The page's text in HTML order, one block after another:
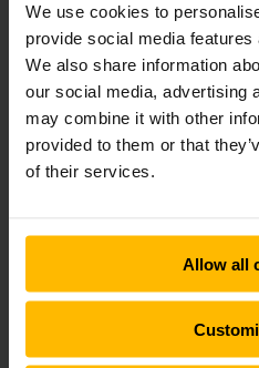
We use cookies to
provide social media
We also share information
our social media, advertising
may combine it with other
provided to them or that
of their services.
Allow all
innefattar allt från eldrivna
och motviktstruckar. Du kan
dag och så länge du vill med
Här kan du välja